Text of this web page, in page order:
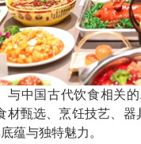
国古代饮食相关的
材甄选、烹饪技艺、
蕴与独特魅力。